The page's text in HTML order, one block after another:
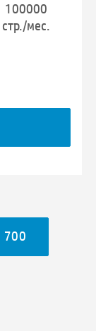
100000
стр./мес.